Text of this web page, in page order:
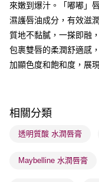
順豐自助櫃 - 確認發貨
每筆HK$65.00，滿
順豐站及營業點 - 確認
每筆HK$65.00，滿
每筆HK$65.00，滿
(香港門市) 只顯示可選
取。逾期會取消訂單，
來嫩到爆汁。「嘟嘟」
濕護唇油成分，有效滋
質地不黏膩，一搽即融
包裹雙唇的柔潤舒適感
加顯色度和飽和度，展
相關分類
透明質酸 水潤唇膏
Maybelline 水潤唇膏